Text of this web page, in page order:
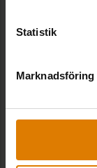
Statistik
Marknadsföring
förslag till